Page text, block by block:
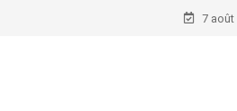
7 août